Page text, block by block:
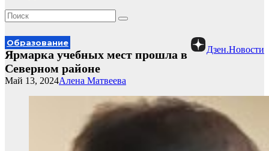
Дзен.Новости
Образование
Ярмарка учебных мест прошла в
Северном районе
Алена Матвеева
Май 13, 2024